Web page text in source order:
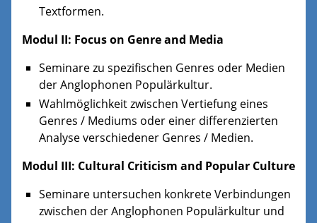
Textformen.
Modul II: Focus on Genre and Media
Seminare zu spezifischen Genres oder Medien
der Anglophonen Populärkultur.
Wahlmöglichkeit zwischen Vertiefung eines
Genres / Mediums oder einer differenzierten
Analyse verschiedener Genres / Medien.
Modul III: Cultural Criticism and Popular Culture
Seminare untersuchen konkrete Verbindungen
zwischen der Anglophonen Populärkultur und